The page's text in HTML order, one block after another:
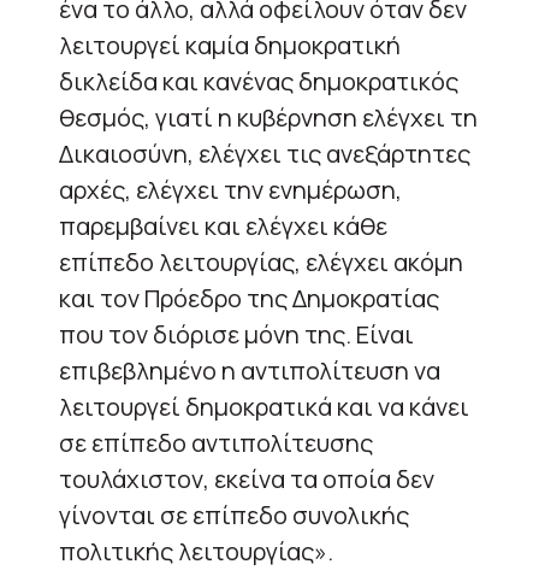
ένα το άλλο, αλλά οφείλουν όταν δεν
λειτουργεί καμία δημοκρατική
δικλείδα και κανένας δημοκρατικός
θεσμός, γιατί η κυβέρνηση ελέγχει τη
Δικαιοσύνη, ελέγχει τις ανεξάρτητες
αρχές, ελέγχει την ενημέρωση,
παρεμβαίνει και ελέγχει κάθε
επίπεδο λειτουργίας, ελέγχει ακόμη
και τον Πρόεδρο της Δημοκρατίας
που τον διόρισε μόνη της. Είναι
επιβεβλημένο η αντιπολίτευση να
λειτουργεί δημοκρατικά και να κάνει
σε επίπεδο αντιπολίτευσης
τουλάχιστον, εκείνα τα οποία δεν
γίνονται σε επίπεδο συνολικής
πολιτικής λειτουργίας».